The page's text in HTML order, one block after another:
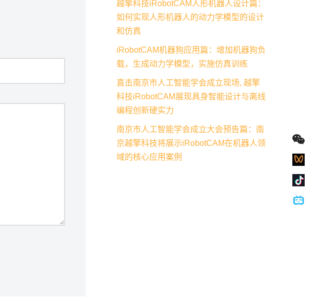
越擎科技iRobotCAM人形机器人设计篇：
如何实现人形机器人的动力学模型的设计
和仿真
iRobotCAM机器狗应用篇：增加机器狗负
载，生成动力学模型，实施仿真训练
直击南京市人工智能学会成立现场, 越擎
科技iRobotCAM展现具身智能设计与离线
编程创新硬实力
南京市人工智能学会成立大会预告篇：南
京越擎科技将展示iRobotCAM在机器人领
域的核心应用案例